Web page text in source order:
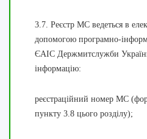
3.7. Реєстр МС ведеться в
допомогою програмно-
ЄАІС Держмитслужби
інформацію:
реєстраційний номер МС
пункту 3.8 цього розділу);